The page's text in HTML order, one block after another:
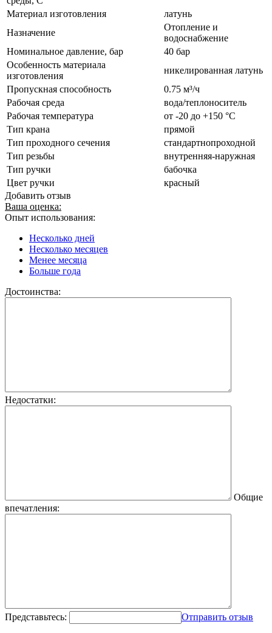
Материал изготовления
латунь
Назначение
Отопление и
водоснабжение
Номинальное давление, бар
40 бар
Особенность материала
изготовления
никелированная латунь
Пропускная способность
0.75 м³/ч
Рабочая среда
вода/теплоноситель
Рабочая температура
от -20 до +150 °C
Тип крана
прямой
Тип проходного сечения
стандартнопроходной
Тип резьбы
внутренняя-наружная
Тип ручки
бабочка
Цвет ручки
красный
Добавить отзыв
Ваша оценка:
Опыт использования:
Несколько дней
Несколько месяцев
Менее месяца
Больше года
Достоинства:
Недостатки:
Общие
впечатления:
Представьтесь: Отправить отзыв